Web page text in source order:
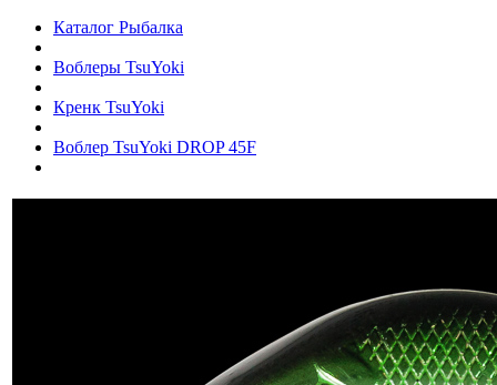
Каталог Рыбалка
Воблеры TsuYoki
Кренк TsuYoki
Воблер TsuYoki DROP 45F